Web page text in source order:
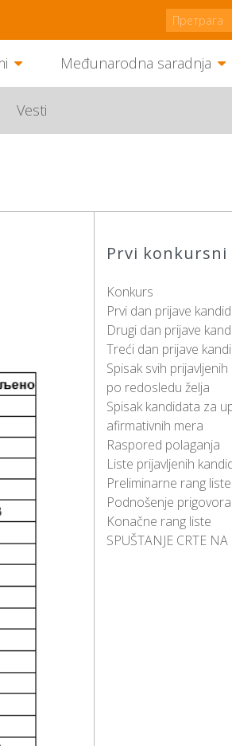
Međunarodna saradnja
Vesti
Prvi konkursni
Konkurs
Prvi dan prijave
Drugi dan prijave
Treći dan prijave
Spisak svih
po redosledu želja
Spisak kandidata za
afirmativnih mera
Raspored polaganja
Liste prijavljenih
Preliminarne rang liste
Podnošenje prigovora
Konačne rang liste
SPUŠTANJE CRTE